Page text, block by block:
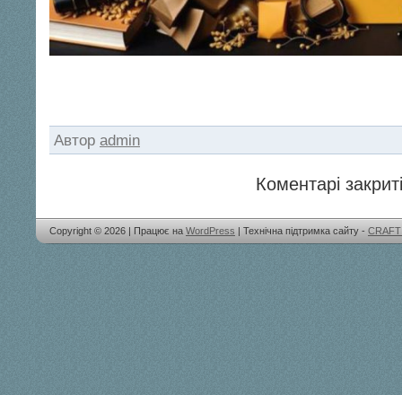
Автор admin
Коментарі
Copyright © 2026 | Працює на WordPress | Технічна підтримка сайту -